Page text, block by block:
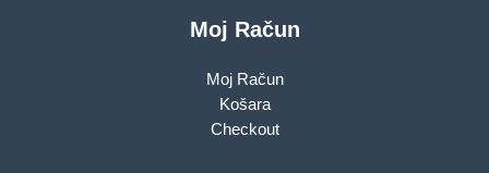
Moj Račun
Moj Račun
Košara
Checkout